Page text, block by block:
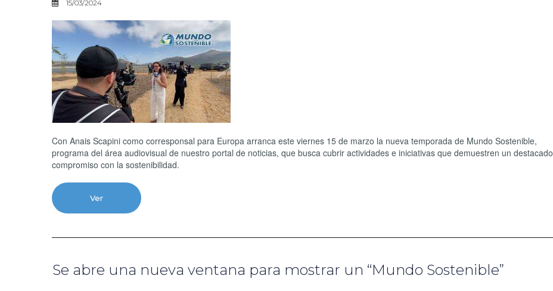
15/03/2024
Con Anais Scapini como corresponsal para Europa arranca este viernes 15 de marzo la nueva temporada de Mundo Sostenible,
programa del área audiovisual de nuestro portal de noticias, que busca cubrir actividades e iniciativas que demuestren un destacado
compromiso con la sostenibilidad.
Ver
Se abre una nueva ventana para mostrar un “Mundo Sostenible”